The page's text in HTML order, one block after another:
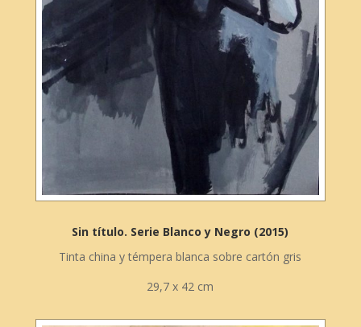
Sin título. Serie Blanco y Negro (2015)
Tinta china y témpera blanca sobre cartón gris
29,7 x 42 cm